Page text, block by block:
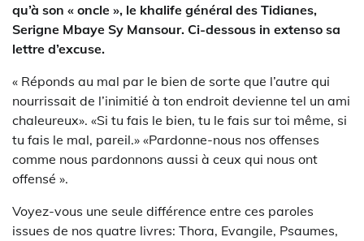
qu’à son « oncle », le khalife général des Tidianes,
Serigne Mbaye Sy Mansour. Ci-dessous in extenso sa
lettre d’excuse.
« Réponds au mal par le bien de sorte que l’autre qui
nourrissait de l’inimitié à ton endroit devienne tel un ami
chaleureux». «Si tu fais le bien, tu le fais sur toi même, si
tu fais le mal, pareil.» «Pardonne-nous nos offenses
comme nous pardonnons aussi à ceux qui nous ont
offensé ».
Voyez-vous une seule différence entre ces paroles
issues de nos quatre livres: Thora, Evangile, Psaumes,